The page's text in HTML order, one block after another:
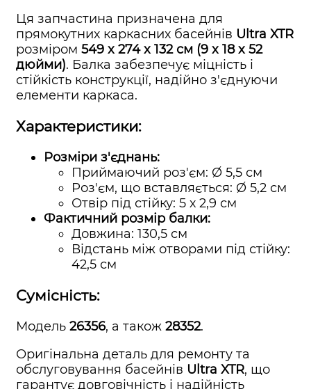
Ця запчастина призначена для
прямокутних каркасних басейнів Ultra XTR
розміром 549 x 274 x 132 см (9 x 18 x 52
дюйми). Балка забезпечує міцність і
стійкість конструкції, надійно з'єднуючи
елементи каркаса.
Характеристики:
Розміри з'єднань:
Приймаючий роз'єм: Ø 5,5 см
Роз'єм, що вставляється: Ø 5,2 см
Отвір під стійку: 5 х 2,9 см
Фактичний розмір балки:
Довжина: 130,5 см
Відстань між отворами під стійку:
42,5 см
Сумісність:
Модель 26356, а також 28352.
Оригінальна деталь для ремонту та
обслуговування басейнів Ultra XTR, що
гарантує довговічність і надійність